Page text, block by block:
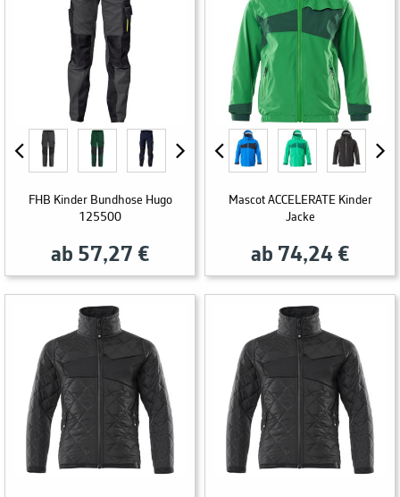
FHB Kinder Bundhose Hugo
125500
ab 57,27 €
Mascot ACCELERATE Kinder
Jacke
ab 74,24 €